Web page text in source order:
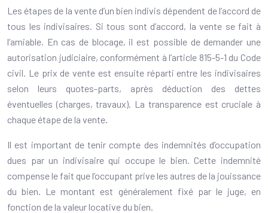
Les étapes de la vente d’un bien indivis dépendent de l’accord de
tous les indivisaires. Si tous sont d’accord, la vente se fait à
l’amiable. En cas de blocage, il est possible de demander une
autorisation judiciaire, conformément à l’article 815-5-1 du Code
civil. Le prix de vente est ensuite réparti entre les indivisaires
selon leurs quotes-parts, après déduction des dettes
éventuelles (charges, travaux). La transparence est cruciale à
chaque étape de la vente.
Il est important de tenir compte des indemnités d’occupation
dues par un indivisaire qui occupe le bien. Cette indemnité
compense le fait que l’occupant prive les autres de la jouissance
du bien. Le montant est généralement fixé par le juge, en
fonction de la valeur locative du bien.